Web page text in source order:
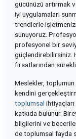
gücünüzü artırmak
iyi uygulamaları
trendlerle
sunuyoruz.
profesyonel bir
güçlendirebilirsiniz.
fırsatlarından
Meslekler,
kendini
toplumsal
katkıda bulunur.
bilgilerini ve
de toplumsal fayda